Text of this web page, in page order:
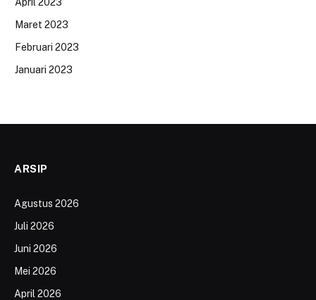
Maret 2023
Februari 2023
Januari 2023
ARSIP
Agustus 2026
Juli 2026
Juni 2026
Mei 2026
April 2026